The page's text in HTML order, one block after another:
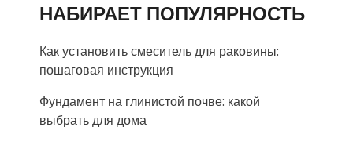
НАБИРАЕТ ПОПУЛЯРНОСТЬ
Как установить смеситель для раковины:
пошаговая инструкция
Фундамент на глинистой почве: какой
выбрать для дома